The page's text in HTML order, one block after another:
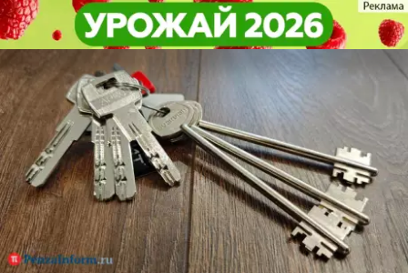
В Пензе обеспечили жильем 175
детей-сирот
Общество В Пензе обеспечили жильем 175
детей-сирот
Общество
Другие новости по
теме
Погода и курсы
валют в Пензе